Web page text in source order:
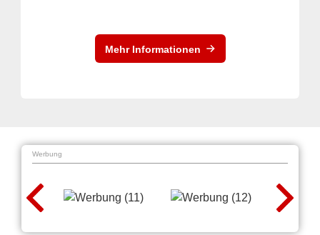
Mehr Informationen
Werbung